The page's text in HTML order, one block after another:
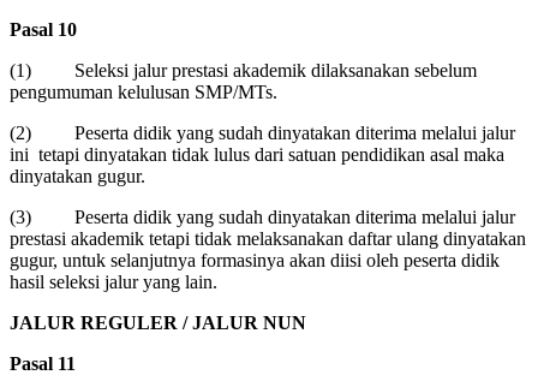
Pasal 10
(1) Seleksi jalur prestasi akademik dilaksanakan sebelum
pengumuman kelulusan SMP/MTs.
(2) Peserta didik yang sudah dinyatakan diterima melalui jalur
ini tetapi dinyatakan tidak lulus dari satuan pendidikan asal maka
dinyatakan gugur.
(3) Peserta didik yang sudah dinyatakan diterima melalui jalur
prestasi akademik tetapi tidak melaksanakan daftar ulang dinyatakan
gugur, untuk selanjutnya formasinya akan diisi oleh peserta didik
hasil seleksi jalur yang lain.
JALUR REGULER / JALUR NUN
Pasal 11